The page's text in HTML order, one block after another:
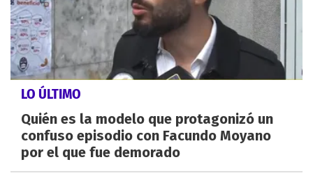
LO ÚLTIMO
Quién es la modelo que protagonizó un
confuso episodio con Facundo Moyano
por el que fue demorado